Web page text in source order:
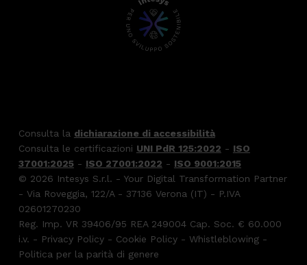
Consulta la dichiarazione di accessibilità
Consulta le certificazioni UNI PdR 125:2022 - ISO
37001:2025 - ISO 27001:2022 - ISO 9001:2015
© 2026 Intesys S.r.l. - Your Digital Transformation Partner
- Via Roveggia, 122/A - 37136 Verona (IT) - P.IVA
02601270230
Reg. Imp. VR 39406/95 REA 249004 Cap. Soc. € 60.000
i.v. - Privacy Policy- Cookie Policy- Whistleblowing-
Politica per la parità di genere